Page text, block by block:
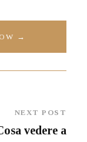
→
NEXT POST
vedere a